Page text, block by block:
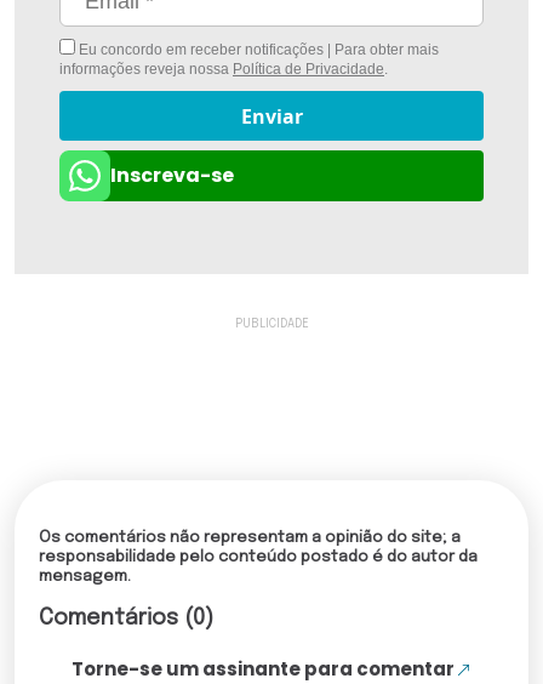
Eu concordo em receber notificações | Para obter mais
informações reveja nossa Política de Privacidade.
Enviar
Inscreva-se
Os comentários não representam a opinião do site; a
responsabilidade pelo conteúdo postado é do autor da
mensagem.
Comentários (0)
Torne-se um assinante para comentar